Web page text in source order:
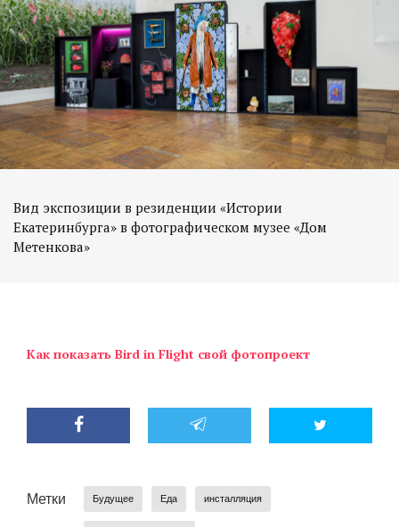
Вид экспозиции в резиденции «Истории
Екатеринбурга» в фотографическом музее «Дом
Как показать Bird in Flight свой фотопроект
Метки Будущее Еда инсталляция